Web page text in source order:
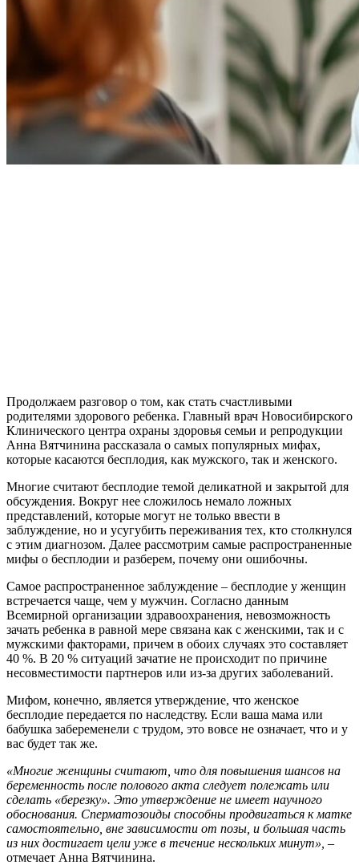
Продолжаем разговор о том, как стать счастливыми
родителями здорового ребенка. Главный врач Новосибирского
Клинического центра охраны здоровья семьи и репродукции
Анна Вятчинина рассказала о самых популярных мифах,
которые касаются бесплодия, как мужского, так и женского.
Многие считают бесплодие темой деликатной и закрытой для
обсуждения. Вокруг нее сложилось немало ложных
представлений, которые могут не только ввести в
заблуждение, но и усугубить переживания тех, кто столкнулся
с этим диагнозом. Далее рассмотрим самые распространенные
мифы о бесплодии и разберем, почему они ошибочны.
Самое распространенное заблуждение – бесплодие у женщин
встречается чаще, чем у мужчин. Согласно данным
Всемирной организации здравоохранения, невозможность
зачать ребенка в равной мере связана как с женскими, так и с
мужскими факторами, причем в обоих случаях это составляет
40 %. В 20 % ситуаций зачатие не происходит по причине
несовместимости партнеров или из-за других заболеваний.
Мифом, конечно, является утверждение, что женское
бесплодие передается по наследству. Если ваша мама или
бабушка забеременели с трудом, это вовсе не означает, что и у
вас будет так же.
«Многие женщины считают, что для повышения шансов на
беременность после полового акта следует полежать или
сделать «березку». Это утверждение не имеет научного
обоснования. Сперматозоиды способны продвигаться к матке
самостоятельно, вне зависимости от позы, и большая часть
из них достигает цели уже в течение нескольких минут», –
отмечает Анна Вятчинина.